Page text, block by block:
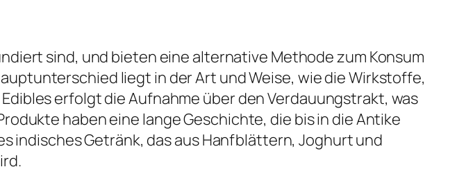
sind, und bieten eine alternative Methode zum Konsum
liegt in der Art und Weise, wie die Wirkstoffe,
erfolgt die Aufnahme über den Verdauungstrakt, was
haben eine lange Geschichte, die bis in die Antike
indisches Getränk, das aus Hanfblättern, Joghurt und